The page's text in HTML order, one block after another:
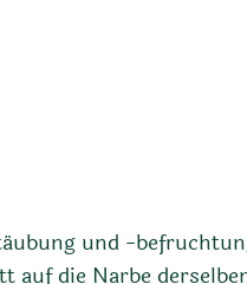
und -
auf die Narbe